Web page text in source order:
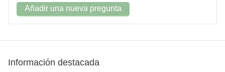
Añadir una nueva pregunta
Información destacada